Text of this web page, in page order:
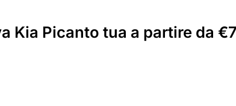
Kia Picanto tua a partire da